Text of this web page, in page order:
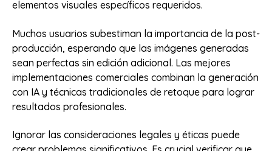
elementos visuales específicos requeridos.
Muchos usuarios subestiman la importancia de la post-
producción, esperando que las imágenes generadas
sean perfectas sin edición adicional. Las mejores
implementaciones comerciales combinan la generación
con IA y técnicas tradicionales de retoque para lograr
resultados profesionales.
Ignorar las consideraciones legales y éticas puede